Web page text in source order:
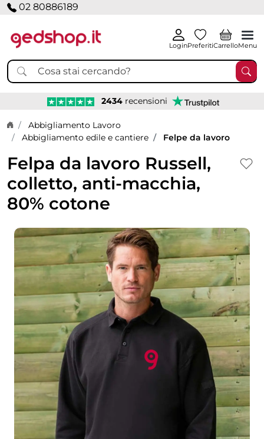
02 80886189
LoginPreferitiCarrelloMenu
2434 recensioni
Home page
Abbigliamento Lavoro
Abbigliamento edile e cantiere
Felpe da lavoro
Felpa da lavoro Russell,
colletto, anti-macchia,
80% cotone